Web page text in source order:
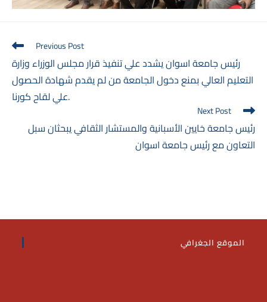
Read
more
articles
Previous Post
رئيس جامعة اسوان يشدد علي تنفيذ قرار مجلس الوزراء وزارة
التعليم العالي بمنع دخول الجامعة من لم يقدم شهادة الحصول
علي لقاح كورنا.
Next Post
رئيس جامعة خايين الأسبانية والمستشار الثقافي يبحثان سبل
التعاون مع رئيس جامعة اسوان
الموقع الجغرافي